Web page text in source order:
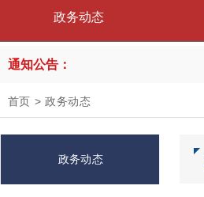
政务动态
通知公告：
首页 > 政务动态
政务动态